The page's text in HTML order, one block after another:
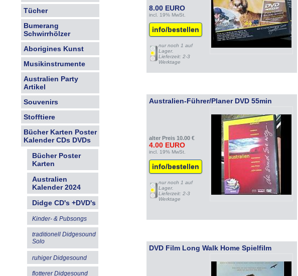
Tücher
Bumerang
Schwirrhölzer
Aborigines Kunst
Musikinstrumente
Australien Party
Artikel
Souvenirs
Stofftiere
Bücher Karten Poster
Kalender CDs DVDs
Bücher Poster
Karten
Australien
Kalender 2024
Didge CD's +DVD's
Kinder- & Pubsongs
traditionell Didgesound
Solo
ruhiger Didgesound
flotterer Didgesound
8.00 EURO
incl. 19% MwSt.
info/bestellen
nur noch 1 auf
Lager.
Lieferzeit: 2-3
Werktage
Australien-Führer/Planer DVD 55min
alter Preis 10.00 €
4.00 EURO
incl. 19% MwSt.
info/bestellen
nur noch 1 auf
Lager.
Lieferzeit: 2-3
Werktage
DVD Film Long Walk Home Spielfilm